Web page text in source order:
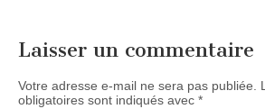
Laisser un commentaire
Votre adresse e-mail ne sera pas publiée.
obligatoires sont indiqués avec *